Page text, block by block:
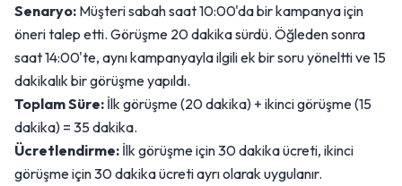
Senaryo: Müşteri sabah saat 10:00'da bir kampanya için
öneri talep etti. Görüşme 20 dakika sürdü. Öğleden sonra
saat 14:00'te, aynı kampanyayla ilgili ek bir soru yöneltti ve 15
dakikalık bir görüşme yapıldı.
Toplam Süre: İlk görüşme (20 dakika) + ikinci görüşme (15
dakika) = 35 dakika.
Ücretlendirme: İlk görüşme için 30 dakika ücreti, ikinci
görüşme için 30 dakika ücreti ayrı olarak uygulanır.